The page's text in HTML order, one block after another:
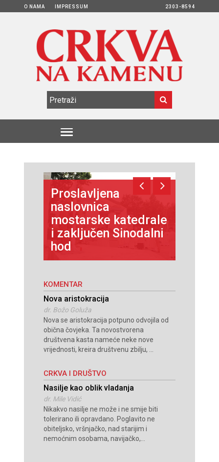
O NAMA IMPRESSUM 2303-8594
Proslavljena
naslovnica
mostarske katedrale
i zaključen Sinodalni
hod
KOMENTAR
Nova aristokracija
dr. Božo Goluža
Nova se aristokracija potpuno odvojila od
obična čovjeka. Ta novostvorena
društvena kasta nameće neke nove
vrijednosti, kreira društvenu zbilju, ...
CRKVA I DRUŠTVO
Nasilje kao oblik vladanja
dr. Mile Vidić
Nikakvo nasilje ne može i ne smije biti
tolerirano ili opravdano. Poglavito ne
obiteljsko, vršnjačko, nad starijim i
nemoćnim osobama, navijačko,...